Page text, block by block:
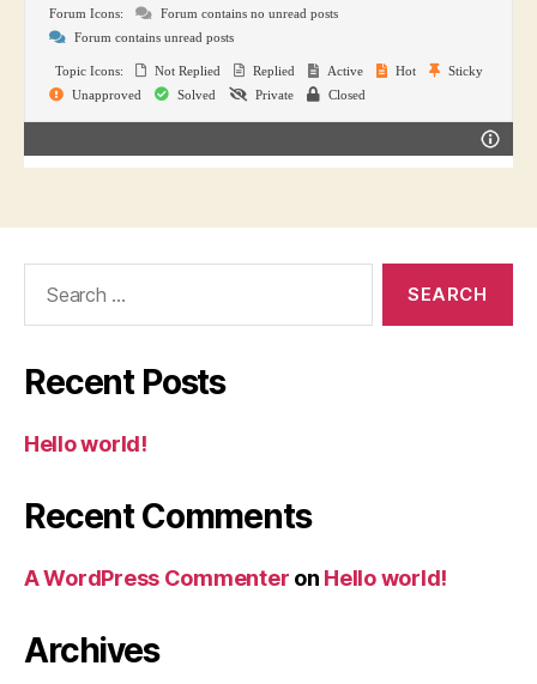
Forum Icons:
Forum contains no unread posts
Forum contains unread posts
Topic Icons: Not Replied Replied Active Hot
Sticky
Unapproved
Solved Private Closed
Recent Posts
Hello world!
Recent Comments
A WordPress Commenter on Hello world!
Archives